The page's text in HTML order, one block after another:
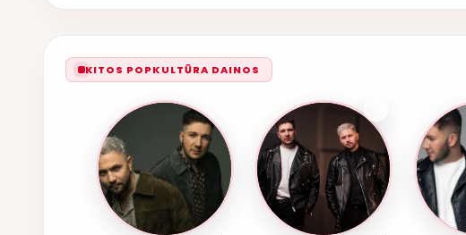
KITOS POPKULTŪRA DAINOS